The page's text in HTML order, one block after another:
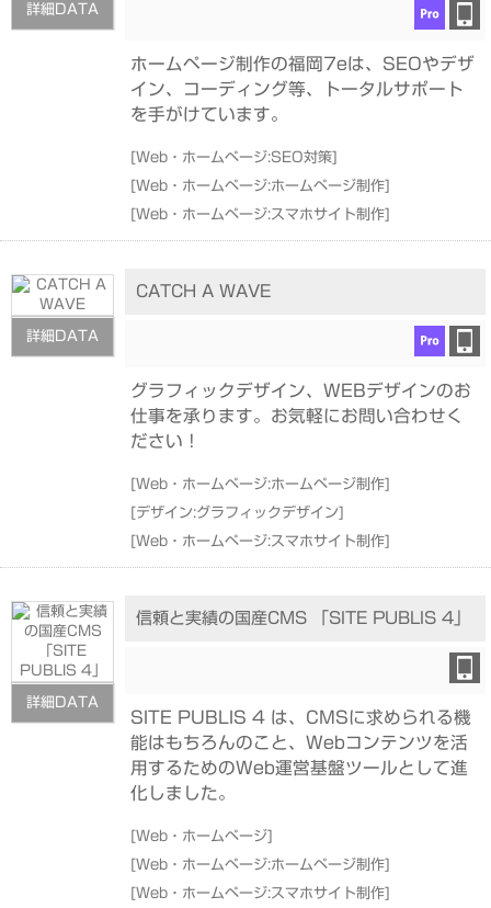
詳細DATA
ホームページ制作の福岡7eは、SEOやデザ
イン、コーディング等、トータルサポート
を手がけています。
[Web・ホームページ:SEO対策]
[Web・ホームページ:ホームページ制作]
[Web・ホームページ:スマホサイト制作]
詳細DATA
CATCH A WAVE
グラフィックデザイン、WEBデザインのお
仕事を承ります。お気軽にお問い合わせく
ださい！
[Web・ホームページ:ホームページ制作]
[デザイン:グラフィックデザイン]
[Web・ホームページ:スマホサイト制作]
詳細DATA
信頼と実績の国産CMS 「SITE PUBLIS 4」
SITE PUBLIS 4 は、CMSに求められる機
能はもちろんのこと、Webコンテンツを活
用するためのWeb運営基盤ツールとして進
化しました。
[Web・ホームページ]
[Web・ホームページ:ホームページ制作]
[Web・ホームページ:スマホサイト制作]